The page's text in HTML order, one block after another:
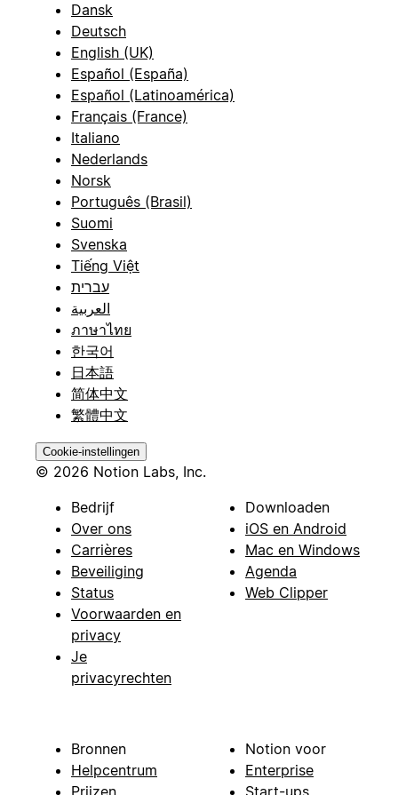
Dansk
Deutsch
English (UK)
Español (España)
Español (Latinoamérica)
Français (France)
Italiano
Nederlands
Norsk
Português (Brasil)
Suomi
Svenska
Tiếng Việt
עברית
العربية
ภาษาไทย
한국어
日本語
简体中文
繁體中文
Cookie-instellingen
© 2026 Notion Labs, Inc.
Bedrijf
Over ons
Carrières
Beveiliging
Status
Voorwaarden en
privacy
Je
privacyrechten
Downloaden
iOS en Android
Mac en Windows
Agenda
Web Clipper
Bronnen
Helpcentrum
Notion voor
Enterprise